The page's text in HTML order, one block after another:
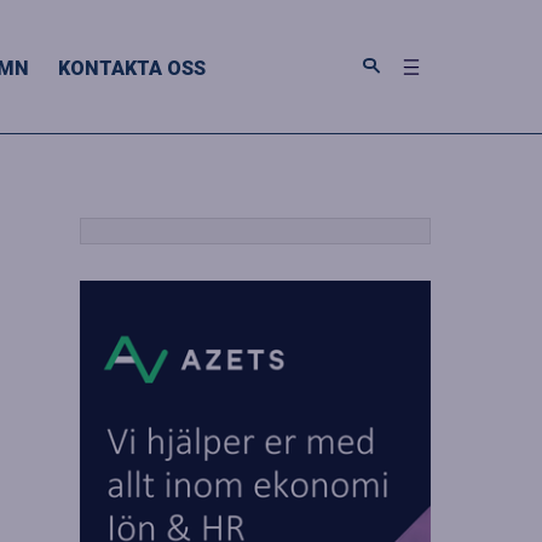
KONTAKTA OSS